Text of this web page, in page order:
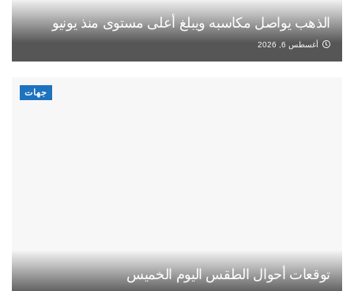
الذهب يواصل مكاسبه ويبلغ أعلى مستوى منذ يونيو
أغسطس 6, 2026
جهات
توقعات أحوال الطقس اليوم الخميس